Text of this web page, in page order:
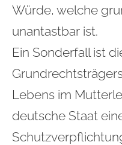
Würde, welche
unantastbar ist.
Ein Sonderfall ist
Lebens im
deutsche Staat